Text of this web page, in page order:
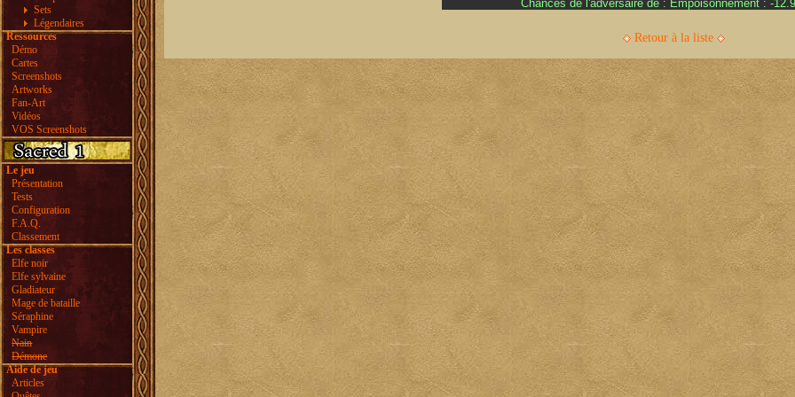
Sets
Légendaires
Ressources
Démo
Cartes
Screenshots
Artworks
Fan-Art
Vidéos
VOS Screenshots
Le jeu
Présentation
Tests
Configuration
F.A.Q.
Classement
Les classes
Elfe noir
Elfe sylvaine
Gladiateur
Mage de bataille
Séraphine
Vampire
Nain
Démone
Aide de jeu
Articles
Chances de l'adversaire de : Empoisonnement : -
Retour à la liste